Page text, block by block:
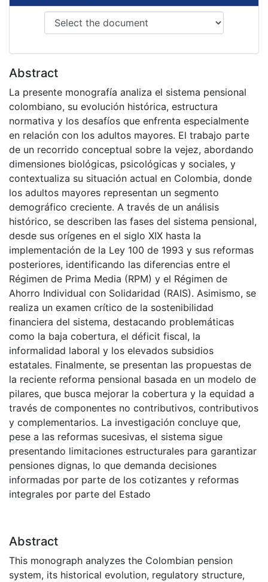
Abstract
La presente monografía analiza el sistema pensional
colombiano, su evolución histórica, estructura
normativa y los desafíos que enfrenta especialmente
en relación con los adultos mayores. El trabajo parte
de un recorrido conceptual sobre la vejez, abordando
dimensiones biológicas, psicológicas y sociales, y
contextualiza su situación actual en Colombia, donde
los adultos mayores representan un segmento
demográfico creciente. A través de un análisis
histórico, se describen las fases del sistema pensional,
desde sus orígenes en el siglo XIX hasta la
implementación de la Ley 100 de 1993 y sus reformas
posteriores, identificando las diferencias entre el
Régimen de Prima Media (RPM) y el Régimen de
Ahorro Individual con Solidaridad (RAIS). Asimismo, se
realiza un examen crítico de la sostenibilidad
financiera del sistema, destacando problemáticas
como la baja cobertura, el déficit fiscal, la
informalidad laboral y los elevados subsidios
estatales. Finalmente, se presentan las propuestas de
la reciente reforma pensional basada en un modelo de
pilares, que busca mejorar la cobertura y la equidad a
través de componentes no contributivos, contributivos
y complementarios. La investigación concluye que,
pese a las reformas sucesivas, el sistema sigue
presentando limitaciones estructurales para garantizar
pensiones dignas, lo que demanda decisiones
informadas por parte de los cotizantes y reformas
integrales por parte del Estado
Abstract
This monograph analyzes the Colombian pension
system, its historical evolution, regulatory structure,